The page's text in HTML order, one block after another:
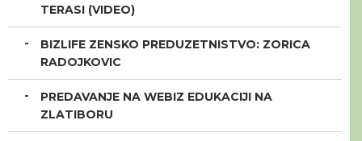
TERASI (VIDEO)
BIZLIFE ZENSKO PREDUZETNISTVO: ZORICA
RADOJKOVIC
PREDAVANJE NA WEBIZ EDUKACIJI NA
ZLATIBORU